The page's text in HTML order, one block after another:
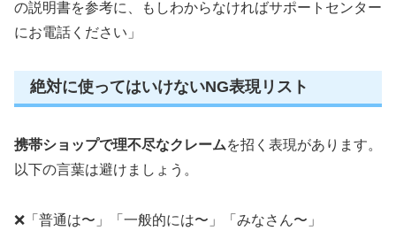
の説明書を参考に、もしわからなければサポートセンター
にお電話ください」
絶対に使ってはいけないNG表現リスト
携帯ショップで理不尽なクレームを招く表現があります。
以下の言葉は避けましょう。
❌「普通は〜」「一般的には〜」「みなさん〜」